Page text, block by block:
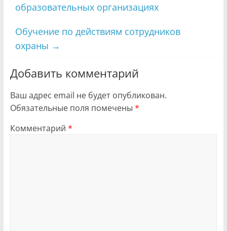
образовательных организациях
Обучение по действиям сотрудников
охраны →
Добавить комментарий
Ваш адрес email не будет опубликован.
Обязательные поля помечены *
Комментарий *